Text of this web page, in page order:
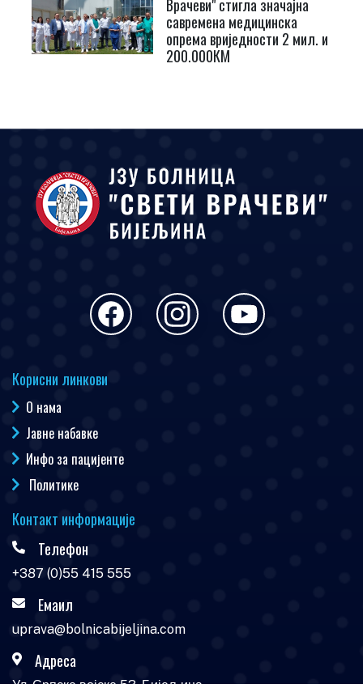
Врачеви" стигла значајна
савремена медицинска
опрема вриједности 2 мил. и
200.000КМ
Корисни линкови
О нама
Јавне набавке
Инфо за пацијенте
Политике
Контакт информације
Телефон
+387 (0)55 415 555
Емаил
uprava@bolnicabijeljina.com
Адреса